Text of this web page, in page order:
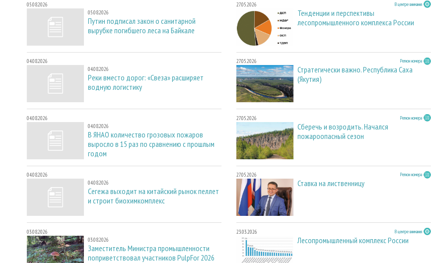
05.08.2026
05.08.2026
Путин подписал закон о санитарной
вырубке погибшего леса на Байкале
04.08.2026
04.08.2026
Реки вместо дорог: «Свеза» расширяет
водную логистику
04.08.2026
04.08.2026
В ЯНАО количество грозовых пожаров
выросло в 15 раз по сравнению с прошлым
годом
04.08.2026
04.08.2026
Сегежа выходит на китайский рынок пеллет
и строит биохимкомплекс
03.08.2026
03.08.2026
Заместитель Министра промышленности
поприветствовал участников PulpFor 2026
27.05.2026 В центре внимания
Тенденции и перспективы
лесопромышленного комплекса России
27.05.2026 Регион номера
Стратегически важно. Республика Саха
(Якутия)
27.05.2026 Регион номера
Сберечь и возродить. Начался
пожароопасный сезон
27.05.2026 Регион номера
Ставка на лиственницу
23.03.2026 В центре внимания
Лесопромышленный комплекс России